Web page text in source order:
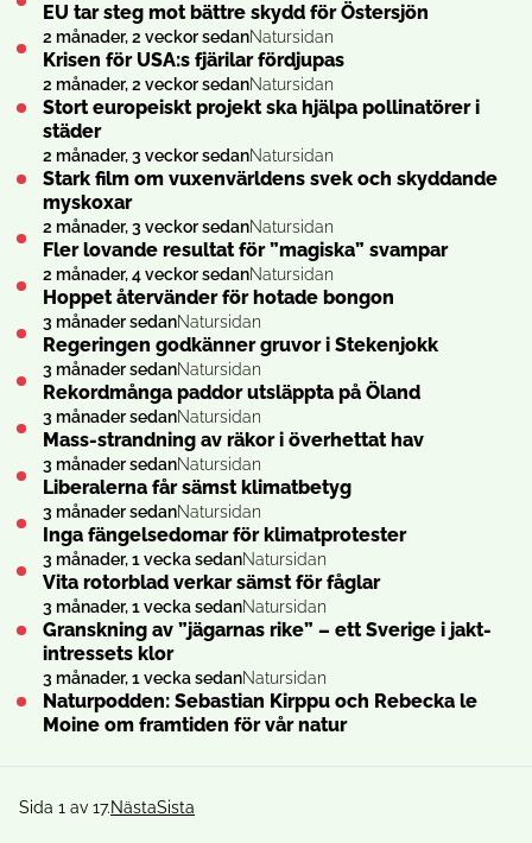
EU tar steg mot bättre skydd för Östersjön
2 månader, 2 veckor sedanNatursidan
Krisen för USA:s fjärilar fördjupas
2 månader, 2 veckor sedanNatursidan
Stort europeiskt projekt ska hjälpa pollinatörer i
städer
2 månader, 3 veckor sedanNatursidan
Stark film om vuxen­världens svek och skyddande
myskoxar
2 månader, 3 veckor sedanNatursidan
Fler lovande resultat för ”magiska” svampar
2 månader, 4 veckor sedanNatursidan
Hoppet återvänder för hotade bongon
3 månader sedanNatursidan
Regeringen godkänner gruvor i Stekenjokk
3 månader sedanNatursidan
Rekordmånga paddor utsläppta på Öland
3 månader sedanNatursidan
Mass-strandning av räkor i överhettat hav
3 månader sedanNatursidan
Liberalerna får sämst klimatbetyg
3 månader sedanNatursidan
Inga fängelsedomar för klimat­protester
3 månader, 1 vecka sedanNatursidan
Vita rotorblad verkar sämst för fåglar
3 månader, 1 vecka sedanNatursidan
Granskning av ”jägarnas rike” – ett Sverige i jakt­
intressets klor
3 månader, 1 vecka sedanNatursidan
Naturpodden: Sebastian Kirppu och Rebecka le
Moine om framtiden för vår natur
Sida 1 av 17.NästaSista